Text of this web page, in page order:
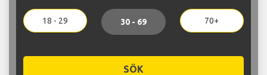
18 - 29 30 - 69 70+
SÖK